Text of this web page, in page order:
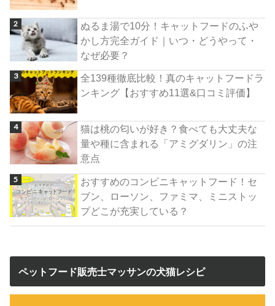
ぬるま湯で10分！キャットフードのふや
かし方完全ガイド｜いつ・どうやって・
なぜ必要？
全139種徹底比較！真のキャットフードラ
ンキング【おすすめ11選&口コミ評価】
猫は桃の匂いが好き？食べても大丈夫な
量や種に含まれる「アミグダリン」の注
意点
おすすめのコンビニキャットフード！セ
ブン、ローソン、ファミマ、ミニストッ
プどこが充実している？
ペットフード販売士マッサンの犬猫レシピ